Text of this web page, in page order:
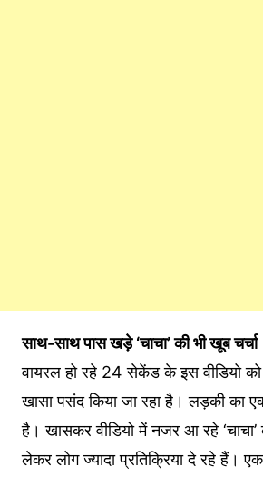
साथ-साथ पास खड़े ‘चाचा’ की भी खूब चर्चा
वायरल हो रहे 24 सेकेंड के इस वीडियो को
खासा पसंद किया जा रहा है। लड़की का
है। खासकर वीडियो में नजर आ रहे ‘चाचा’
लेकर लोग ज्‍यादा प्रतिक्रिया दे रहे हैं।